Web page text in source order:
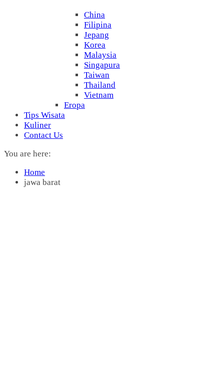
China
Filipina
Jepang
Korea
Malaysia
Singapura
Taiwan
Thailand
Vietnam
Eropa
Tips Wisata
Kuliner
Contact Us
You are here:
Home
jawa barat